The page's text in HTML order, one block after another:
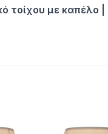
τοίχου με